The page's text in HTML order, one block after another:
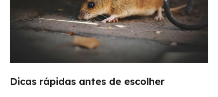
Dicas rápidas antes de escolher